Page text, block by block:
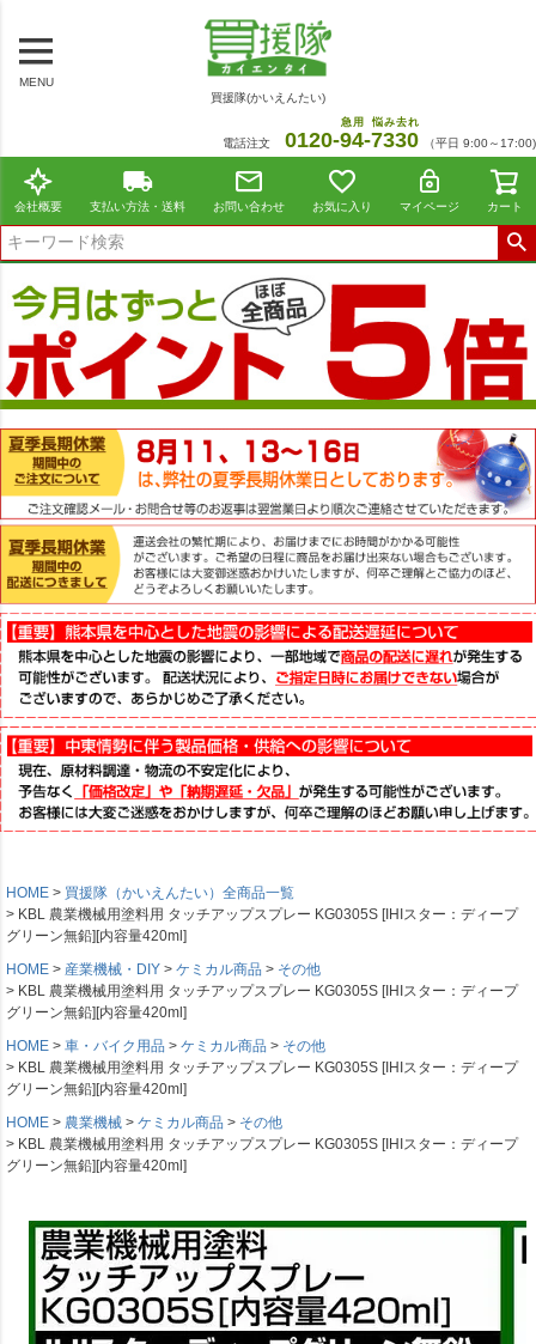
MENU
買援隊(かいえんたい)
電話注文 0120-94
急用
-7330
悩み去れ
（平日 9:00～17:00)
会社概要 支払い方法・送料 お問い合わせ お気に入り マイページ カート
HOME
買援隊（かいえんたい）全商品一覧
KBL 農業機械用塗料用 タッチアップスプレー KG0305S [IHIスター：ディープ
グリーン無鉛][内容量420ml]
HOME
産業機械・DIY ケミカル商品
その他
KBL 農業機械用塗料用 タッチアップスプレー KG0305S [IHIスター：ディープ
グリーン無鉛][内容量420ml]
HOME
車・バイク用品 ケミカル商品
その他
KBL 農業機械用塗料用 タッチアップスプレー KG0305S [IHIスター：ディープ
グリーン無鉛][内容量420ml]
HOME
農業機械 ケミカル商品
その他
KBL 農業機械用塗料用 タッチアップスプレー KG0305S [IHIスター：ディープ
グリーン無鉛][内容量420ml]